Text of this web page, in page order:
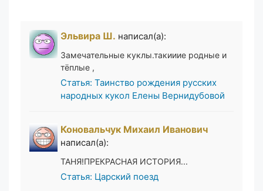
Эльвира Ш. написал(а):
Замечательные куклы.такииие родные и
тёплые ,
Статья: Таинство рождения русских
народных кукол Елены Вернидубовой
Коновальчук Михаил Иванович
написал(а):
ТАНЯ!ПРЕКРАСНАЯ ИСТОРИЯ...
Статья: Царский поезд